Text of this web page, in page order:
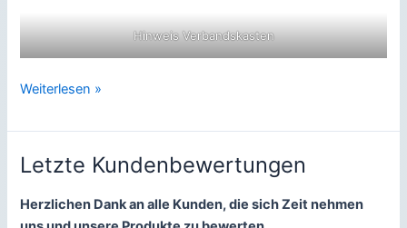
Hinweis Verbandskasten
Die
gekauften
Aufkleber
Weiterlesen »
Letzte Kundenbewertungen
Herzlichen Dank an alle Kunden, die sich Zeit nehmen